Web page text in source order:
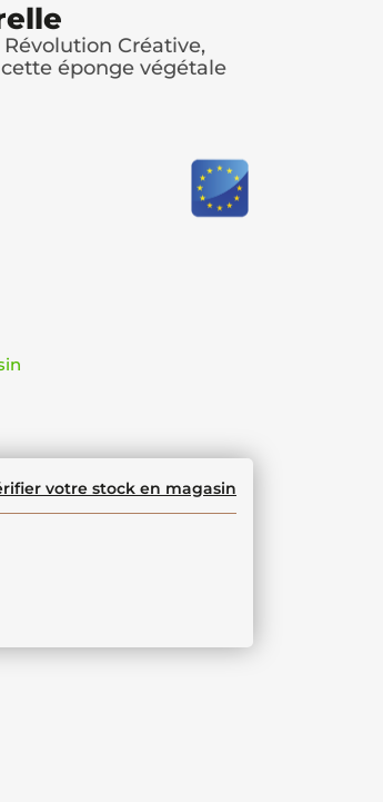
Créative,
éponge végétale
votre stock en magasin